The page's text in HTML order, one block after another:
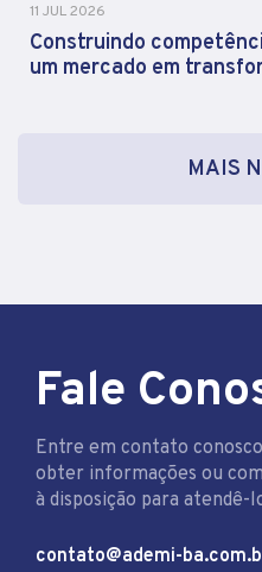
11 JUL 2026
Construindo
um mercado em
MAIS
Fale
Entre em contato
obter informações ou
à disposição para atendê-
contato@ademi-